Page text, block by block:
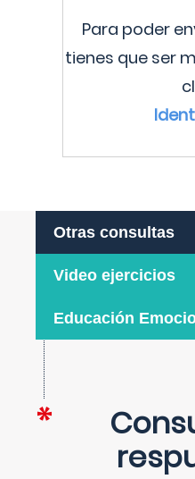
Para poder
tienes que ser
Otras consultas
Video ejercicios
Educación